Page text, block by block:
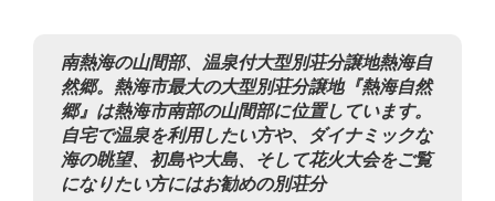
南熱海の山間部、温泉付大型別荘分譲地熱海自
然郷。熱海市最大の大型別荘分譲地『熱海自然
郷』は熱海市南部の山間部に位置しています。
自宅で温泉を利用したい方や、ダイナミックな
海の眺望、初島や大島、そして花火大会をご覧
になりたい方にはお勧めの別荘分